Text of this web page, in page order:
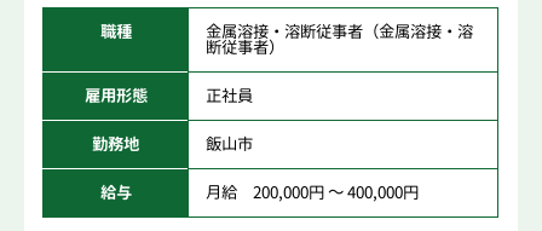
職種 金属溶接・溶断従事者（金属溶接・溶
断従事者）
雇用形態 正社員
勤務地 飯山市
給与 月給 200,000円 ～ 400,000円